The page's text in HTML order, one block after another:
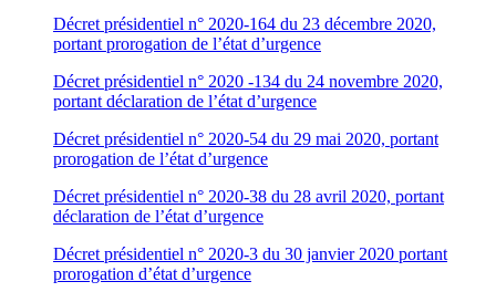
Décret présidentiel n° 2020-164 du 23 décembre 2020,
portant prorogation de l’état d’urgence
Décret présidentiel n° 2020 -134 du 24 novembre 2020,
portant déclaration de l’état d’urgence
Décret présidentiel n° 2020-54 du 29 mai 2020, portant
prorogation de l’état d’urgence
Décret présidentiel n° 2020-38 du 28 avril 2020, portant
déclaration de l’état d’urgence
Décret présidentiel n° 2020-3 du 30 janvier 2020 portant
prorogation d’état d’urgence